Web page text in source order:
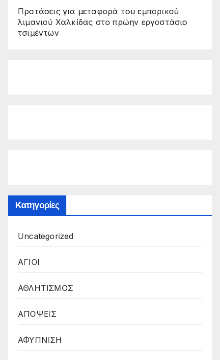
Προτάσεις για μεταφορά του εμπορικού
λιμανιού Χαλκίδας στο πρώην εργοστάσιο
τσιμέντων
Kατηγορίες
Uncategorized
ΑΓΙΟΙ
ΑΘΛΗΤΙΣΜΟΣ
ΑΠΟΨΕΙΣ
ΑΦΥΠΝΙΣΗ